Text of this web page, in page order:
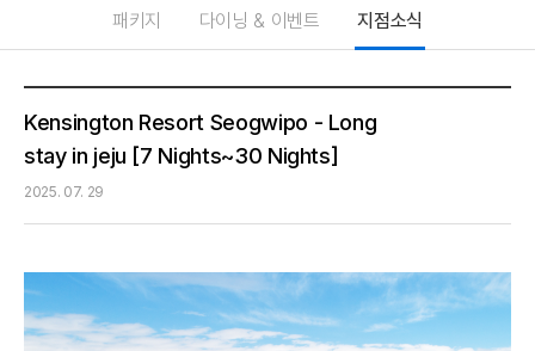
패키지 다이닝 & 이벤트 지점소식
Kensington Resort Seogwipo - Long
stay in jeju [7 Nights~30 Nights]
2025. 07. 29